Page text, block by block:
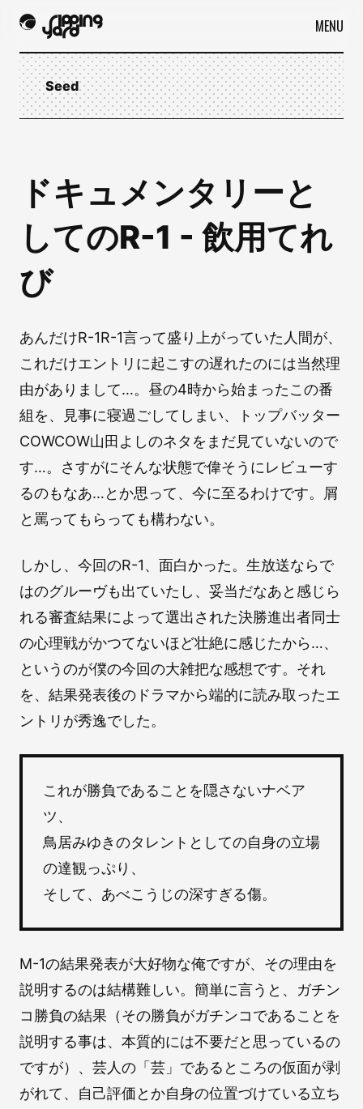
MENU
Seed
ドキュメンタリーと
してのR-1 - 飲用てれ
び
あんだけR-1R-1言って盛り上がっていた人間が、
これだけエントリに起こすの遅れたのには当然理
由がありまして…。昼の4時から始まったこの番
組を、見事に寝過ごしてしまい、トップバッター
COWCOW山田よしのネタをまだ見ていないので
す…。さすがにそんな状態で偉そうにレビューす
るのもなあ…とか思って、今に至るわけです。屑
と罵ってもらっても構わない。
しかし、今回のR-1、面白かった。生放送ならで
はのグルーヴも出ていたし、妥当だなあと感じら
れる審査結果によって選出された決勝進出者同士
の心理戦がかつてないほど壮絶に感じたから…、
というのが僕の今回の大雑把な感想です。それ
を、結果発表後のドラマから端的に読み取ったエ
ントリが秀逸でした。
これが勝負であることを隠さないナベア
ツ、
鳥居みゆきのタレントとしての自身の立場
の達観っぷり、
そして、あべこうじの深すぎる傷。
M-1の結果発表が大好物な俺ですが、その理由を
説明するのは結構難しい。簡単に言うと、ガチン
コ勝負の結果（その勝負がガチンコであることを
説明する事は、本質的には不要だと思っているの
ですが）、芸人の「芸」であるところの仮面が剥
がれて、自己評価とか自身の位置づけている立ち